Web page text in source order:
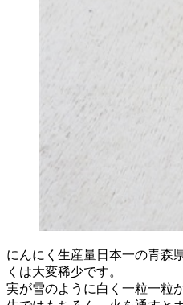
にんにく生産量日本一の青森
くは大変稀少です。
実が雪のように白く一粒一粒